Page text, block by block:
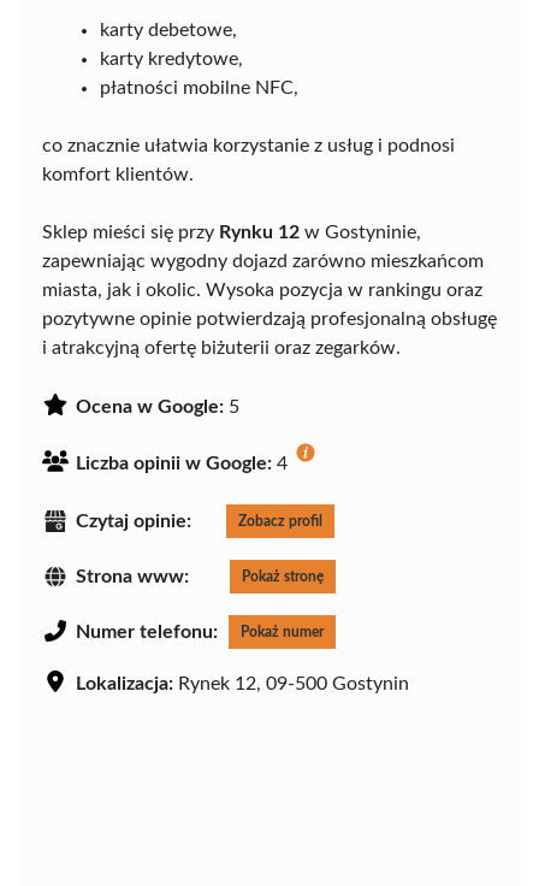
karty debetowe,
karty kredytowe,
płatności mobilne NFC,
co znacznie ułatwia korzystanie z usług i podnosi
komfort klientów.
Sklep mieści się przy Rynku 12 w Gostyninie,
zapewniając wygodny dojazd zarówno mieszkańcom
miasta, jak i okolic. Wysoka pozycja w rankingu oraz
pozytywne opinie potwierdzają profesjonalną obsługę
i atrakcyjną ofertę biżuterii oraz zegarków.
Ocena w Google: 5
Liczba opinii w Google: 4
Czytaj opinie: Zobacz profil
Strona www: Pokaż stronę
Numer telefonu: Pokaż numer
Lokalizacja: Rynek 12, 09-500 Gostynin